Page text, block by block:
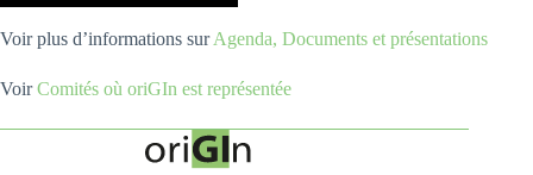
Voir plus d’informations surAgenda, Documents et présentations
VoirComités où oriGIn est représentée